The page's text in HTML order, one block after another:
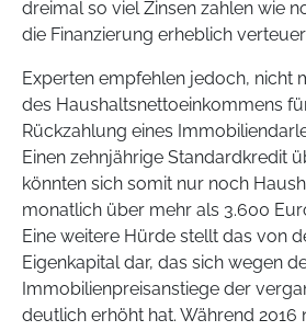
dreimal so viel Zinsen zahlen wie
die Finanzierung erheblich
Experten empfehlen jedoch, nicht
des Haushaltsnettoeinkommens
Rückzahlung eines
Einen zehnjährige Standardkredit
könnten sich somit nur noch
monatlich über mehr als 3.600
Eine weitere Hürde stellt das von
Eigenkapital dar, das sich wegen
Immobilienpreisanstiege der
deutlich erhöht hat. Während 2016